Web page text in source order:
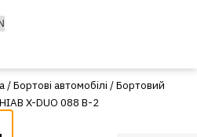
/Бортові автомобілі / Бортовий
X-DUO 088 B-2